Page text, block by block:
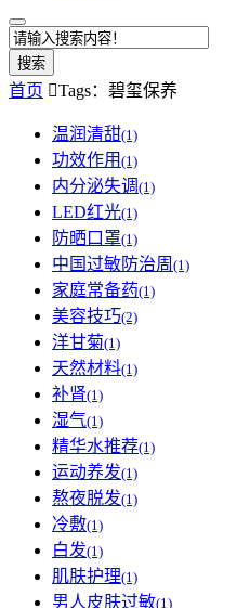
搜索
首页 Tags：碧玺保养
温润清甜(1)
功效作用 (1)
内分泌失调 (1)
LED红光(1)
防晒口罩(1)
中国过敏防治周 (1)
家庭常备药(1)
美容技巧(2)
洋甘菊(1)
天然材料(1)
补肾(1)
湿气(1)
精华水推荐(1)
运动养发(1)
熬夜脱发(1)
冷敷(1)
白发(1)
肌肤护理(1)
男人皮肤过敏(1)